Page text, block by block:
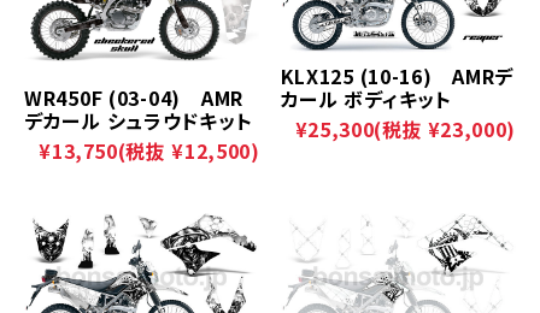
WR450F (03-04) AMR
デカール シュラウドキット
¥13,750(税抜 ¥12,500)
KLX125 (10-16) AMRデ
カール ボディキット
¥25,300(税抜 ¥23,000)